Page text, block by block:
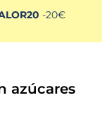
-20€
azúcares